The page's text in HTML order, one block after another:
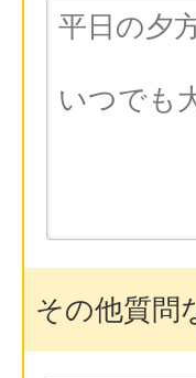
その他質問